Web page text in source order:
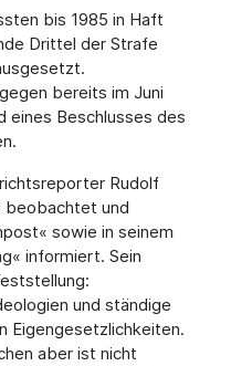
bis 1985 in Haft
Drittel der Strafe
bereits im Juni
eines Beschlusses des
Rudolf
beobachtet und
sowie in seinem
informiert. Sein
und ständige
Eigengesetzlichkeiten.
aber ist nicht